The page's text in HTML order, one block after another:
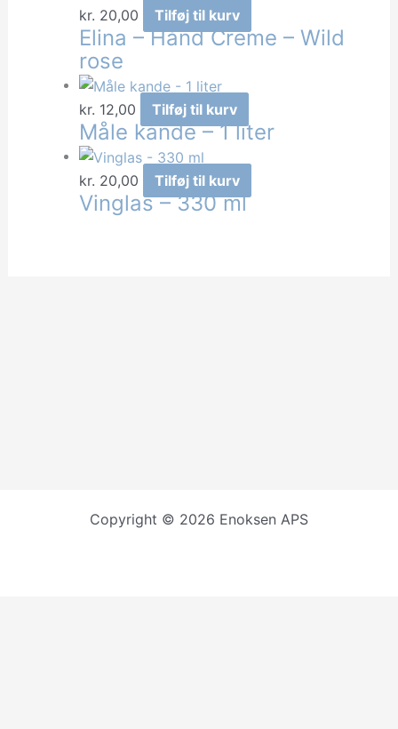
kr. 20,00 Tilføj til kurv
Elina – Hånd Creme – Wild
rose
kr. 12,00 Tilføj til kurv
Måle kande – 1 liter
kr. 20,00 Tilføj til kurv
Vinglas – 330 ml
Copyright © 2026 Enoksen APS